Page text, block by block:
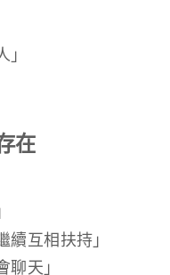
」
在
續互相扶持」
聊天」